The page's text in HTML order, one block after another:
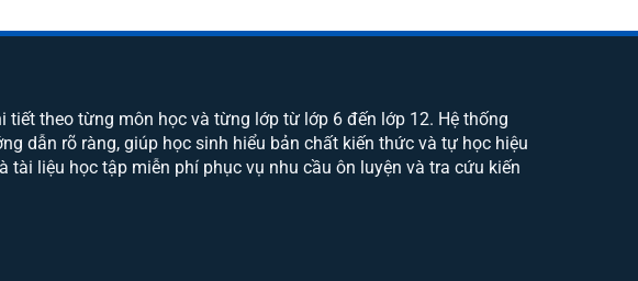
theo từng môn học và từng lớp từ lớp 6 đến lớp 12. Hệ thống
dẫn rõ ràng, giúp học sinh hiểu bản chất kiến thức và tự học hiệu
liệu học tập miễn phí phục vụ nhu cầu ôn luyện và tra cứu kiến